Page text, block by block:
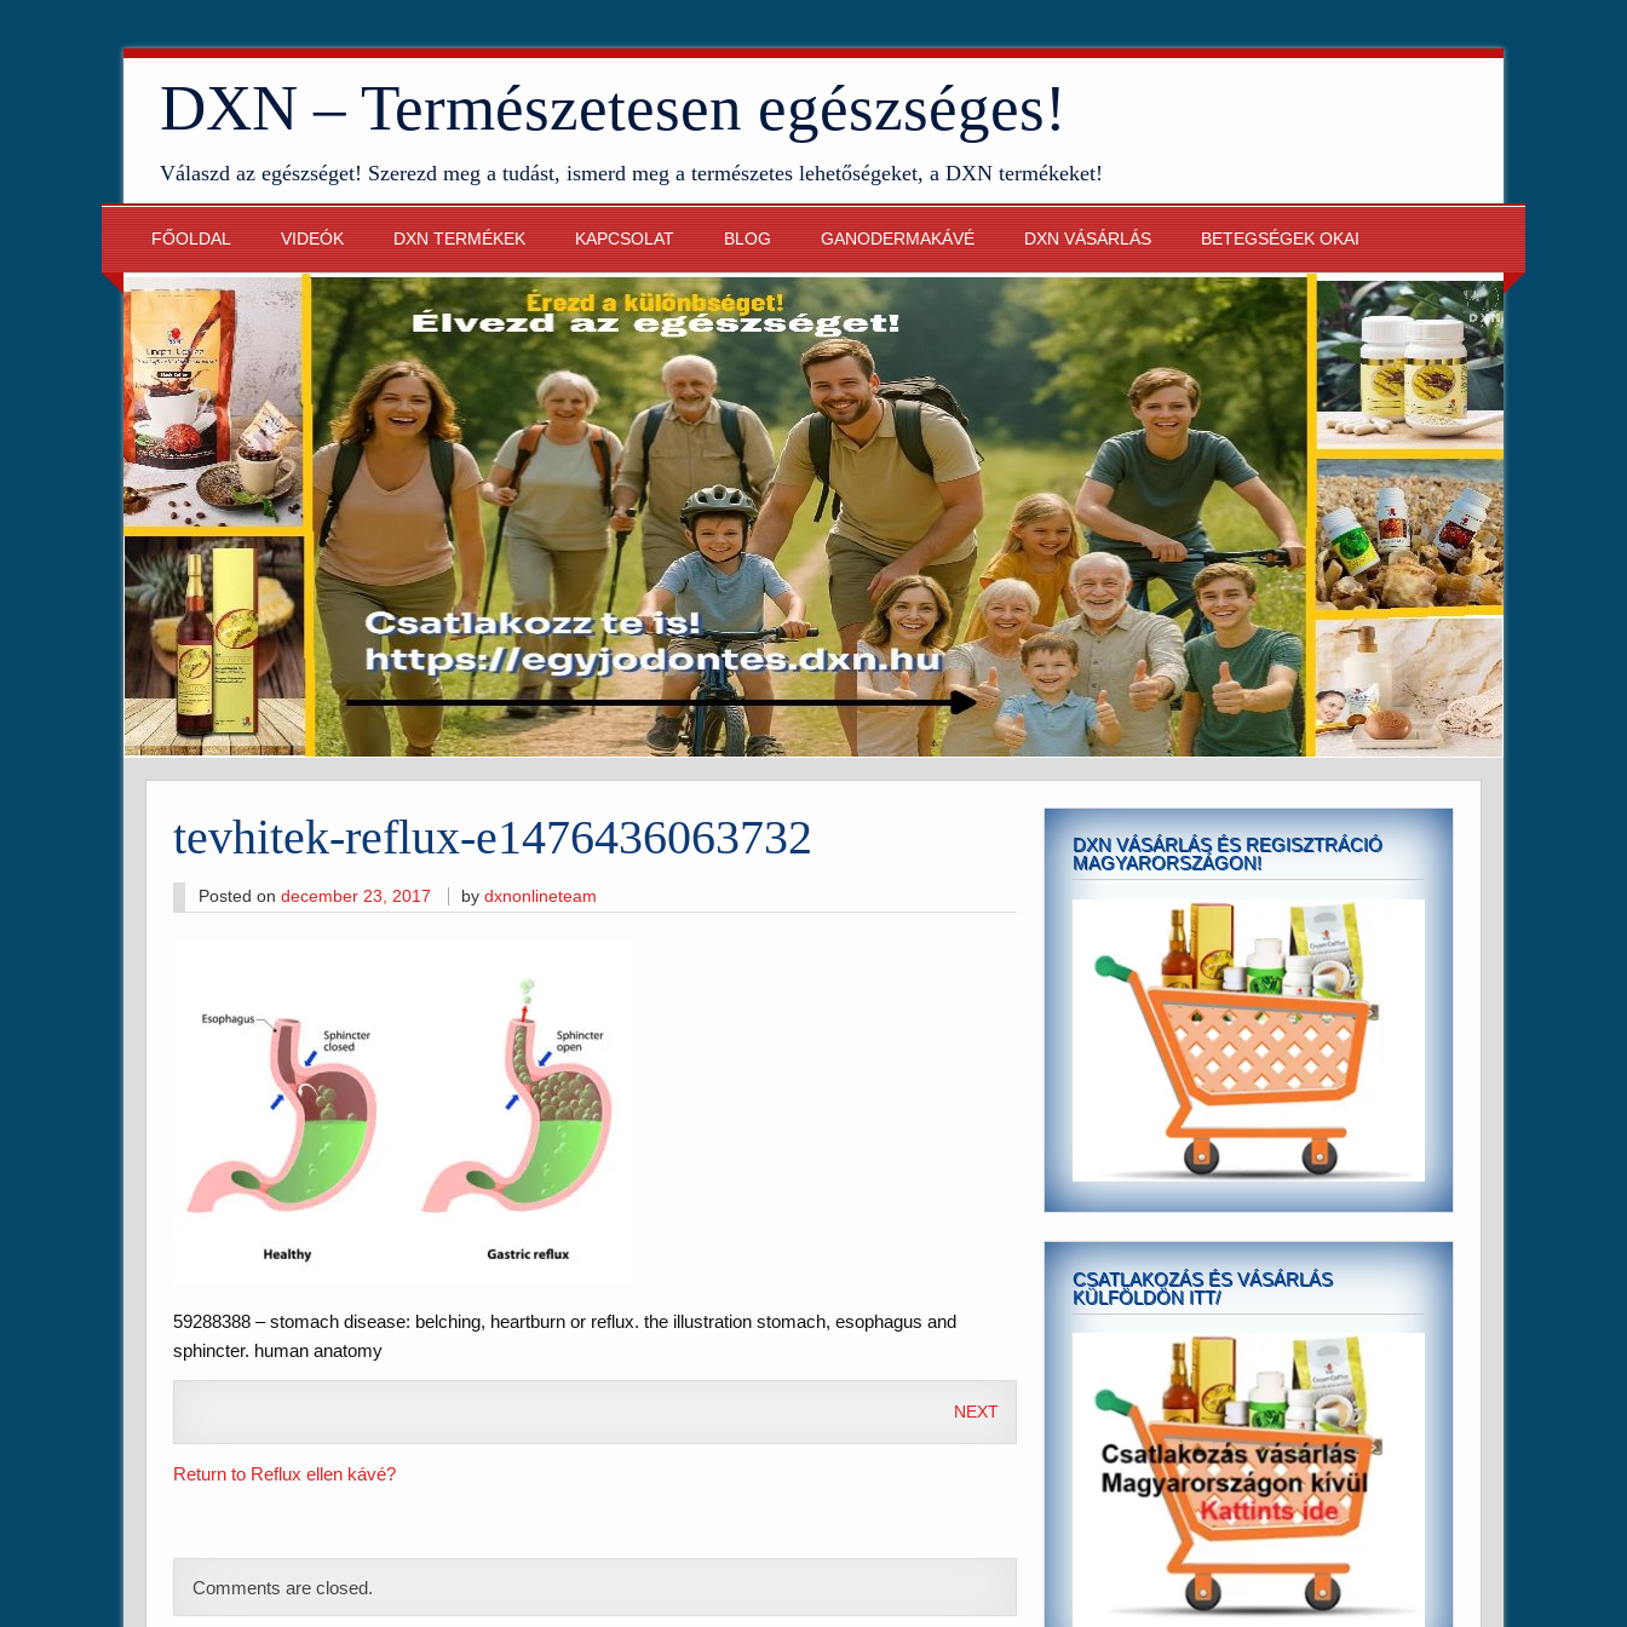
DXN – Természetesen egészséges!
Válaszd az egészséget! Szerezd meg a tudást, ismerd meg a természetes lehetőségeket, a DXN termékeket!
FŐOLDAL VIDEÓK DXN TERMÉKEK KAPCSOLAT BLOG GANODERMAKÁVÉ DXN VÁSÁRLÁS BETEGSÉGEK OKAI
tevhitek-reflux-e1476436063732
Posted on december 23, 2017 bydxnonlineteam
59288388 – stomach disease: belching, heartburn or reflux. the illustration stomach, esophagus and
sphincter. human anatomy
NEXT
Return to Reflux ellen kávé?
Comments are closed.
DXN VÁSÁRLÁS ÉS REGISZTRÁCIÓ
MAGYARORSZÁGON!
CSATLAKOZÁS ÉS VÁSÁRLÁS
KÜLFÖLDÖN ITT/